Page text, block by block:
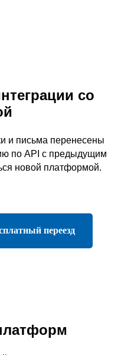
со
и письма перенесены
по API с предыдущим
новой платформой.
переезд